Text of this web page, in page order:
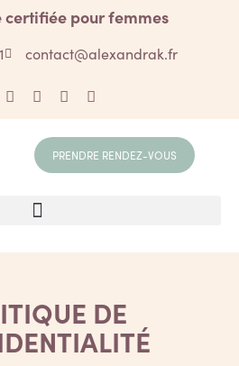
certifiée pour femmes
contact@alexandrak.fr
PRENDRE RENDEZ-VOUS
DE